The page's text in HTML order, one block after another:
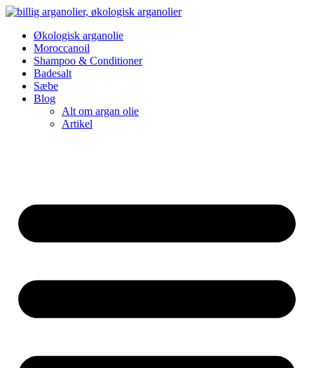
Videre
indholdØkologisk arganolie
Moroccanoil
Shampoo & Conditioner
Badesalt
Sæbe
Blog
Alt om argan olie
Artikel